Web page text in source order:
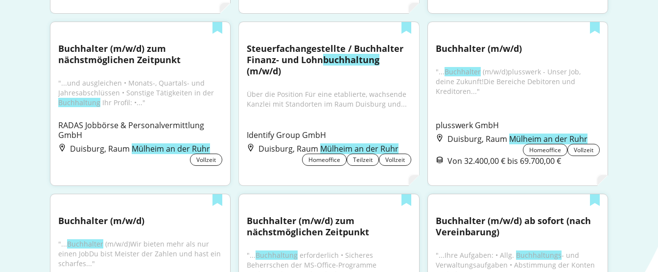
Buchhalter (m/w/d) zum
nächstmöglichen Zeitpunkt
"...und ausgleichen • Monats-, Quartals- und
Buchhaltung Ihr Profil: •..."
RADAS Jobbörse & Personalvermittlung
GmbH
Duisburg, Raum Mülheim an der Ruhr
Vollzeit
Steuerfachangestellte / Buchhalter
Finanz- und Lohnbuchhaltung
(m/w/d)
Über die Position Für eine etablierte, wachsende
Kanzlei mit Standorten im Raum Duisburg und...
Identify Group GmbH
Duisburg, Raum Mülheim an der Ruhr
Homeoffice Teilzeit Vollzeit
Buchhalter (m/w/d)
"...Buchhalter (m/w/d)plusswerk - Unser Job,
deine Zukunft!Die Bereiche Debitoren und
Kreditoren..."
plusswerk GmbH
Duisburg, Raum Mülheim an der Ruhr
Homeoffice Vollzeit
Von 32.400,00 € bis 69.700,00 €
Buchhalter (m/w/d)
"...Buchhalter (m/w/d)Wir bieten mehr als nur
einen JobDu bist Meister der Zahlen und hast ein
scharfes..."
Buchhalter (m/w/d) zum
nächstmöglichen Zeitpunkt
"...Buchhaltung erforderlich • Sicheres
Beherrschen der MS-Office-Programme
Buchhalter (m/w/d) ab sofort (nach
Vereinbarung)
"...Ihre Aufgaben: • Allg. Buchhaltungs- und
Verwaltungsaufgaben • Abstimmung der Konten